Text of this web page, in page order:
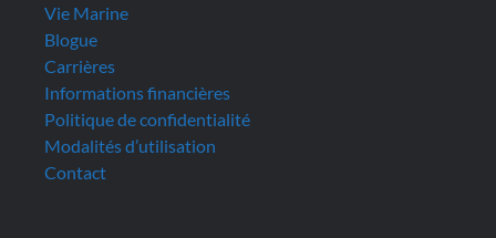
Vie Marine
Blogue
Carrières
Informations financières
Politique de confidentialité
Modalités d’utilisation
Contact